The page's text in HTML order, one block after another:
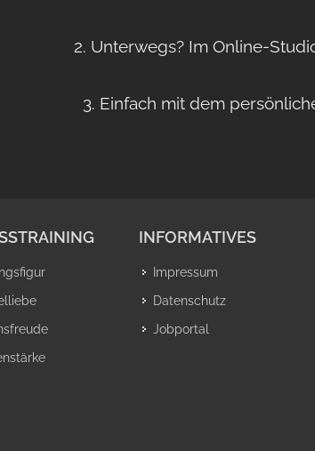
2. Unterwegs? Im Online-
3. Einfach mit dem
INFORMATIVES
Impressum
Datenschutz
Jobportal